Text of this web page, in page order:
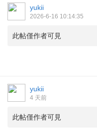
yukii
2026-6-16 10:14:35
此帖僅作者可見
yukii
4 天前
此帖僅作者可見